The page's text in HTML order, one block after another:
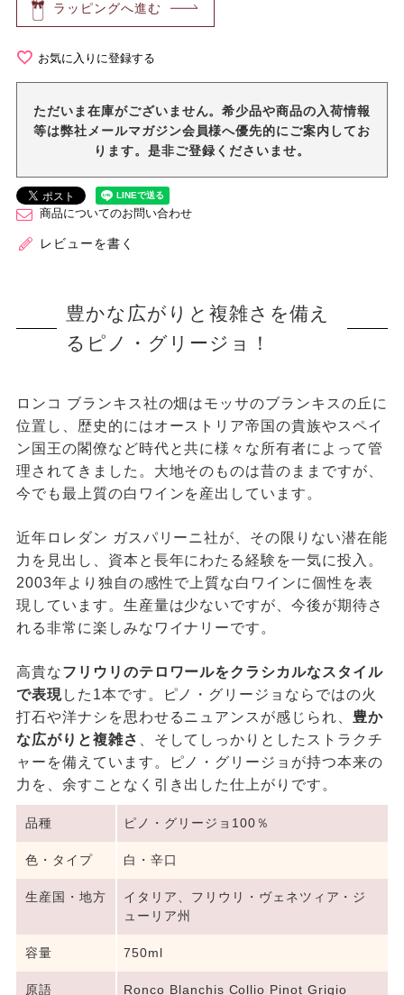
ラッピングへ進む
お気に入りに登録する
ただいま在庫がございません。希少品や商品の入荷情報
等は弊社メールマガジン会員様へ優先的にご案内してお
ります。是非ご登録くださいませ。
商品についてのお問い合わせ
レビューを書く
豊かな広がりと複雑さを備え
るピノ・グリージョ！
ロンコ ブランキス社の畑はモッサのブランキスの丘に
位置し、歴史的にはオーストリア帝国の貴族やスペイ
ン国王の閣僚など時代と共に様々な所有者によって管
理されてきました。大地そのものは昔のままですが、
今でも最上質の白ワインを産出しています。
近年ロレダン ガスパリーニ社が、その限りない潜在能
力を見出し、資本と長年にわたる経験を一気に投入。
2003年より独自の感性で上質な白ワインに個性を表
現しています。生産量は少ないですが、今後が期待さ
れる非常に楽しみなワイナリーです。
高貴なフリウリのテロワールをクラシカルなスタイル
で表現した1本です。ピノ・グリージョならではの火
打石や洋ナシを思わせるニュアンスが感じられ、 豊か
な広がりと複雑さ
、そしてしっかりとしたストラクチ
ャーを備えています。ピノ・グリージョが持つ本来の
力を、余すことなく引き出した仕上がりです。
品種 ピノ・グリージョ100％
色・タイプ 白・辛口
生産国・地方
イタリア、フリウリ・ヴェネツィア・ジ
ューリア州
容量 750ml
原語 Ronco Blanchis Collio Pinot Grigio